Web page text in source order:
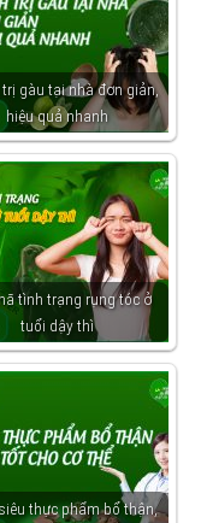
trị gàu tại nhà đơn giản,
hiệu quả nhanh
tình trạng rụng tóc ở
tuổi dậy thì
thực phẩm bổ thận,